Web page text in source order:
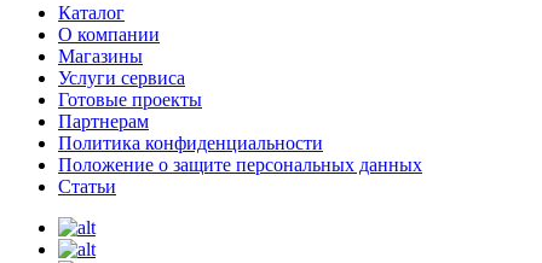
Каталог
О компании
Магазины
Услуги сервиса
Готовые проекты
Партнерам
Политика конфиденциальности
Положение о защите персональных данных
Статьи